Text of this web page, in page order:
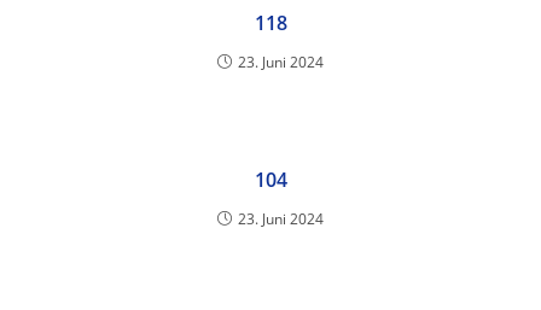
118
23. Juni 2024
104
23. Juni 2024